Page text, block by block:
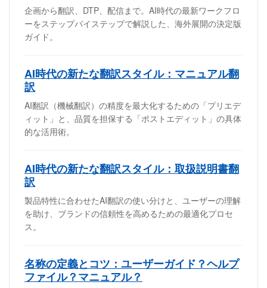
企画から翻訳、DTP、配信まで。AI時代の最新ワークフロ
ーをステップバイステップで解説した、海外展開の決定版
ガイド。
AI時代の新たな翻訳スタイル：マニュアル翻
訳
AI翻訳（機械翻訳）の精度を最大化するための「プリエデ
ィット」と、品質を担保する「ポストエディット」の具体
的な活用術。
AI時代の新たな翻訳スタイル：取扱説明書翻
訳
製品特性に合わせたAI翻訳の使い分けと、ユーザーの理解
を助け、ブランドの信頼性を高めるための最適化プロセ
ス。
名称の定義とコツ：ユーザーガイド？ヘルプ
ファイル？マニュアル？